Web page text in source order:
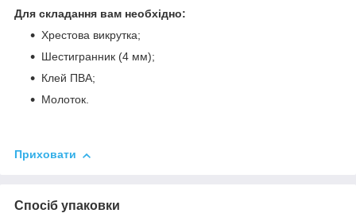
Для складання вам необхідно:
Хрестова викрутка;
Шестигранник (4 мм);
Клей ПВА;
Молоток.
Приховати
Спосіб упаковки